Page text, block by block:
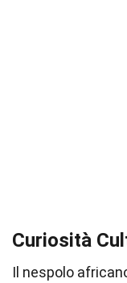
Curiosità
Il nespolo